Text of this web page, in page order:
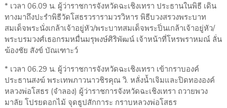
* เวลา 06.09 น. ผู้ว่าราชการจังหวัดฉะเชิงเทรา ประธานในพิธี เดิน
ทางมาถึงปะรำพิธีวัดโสธรวรารามวรวิหาร พิธีบวงสรวงพระบาท
สมเด็จพระนั่งเกล้าเจ้าอยู่หัว/พระบาทสมเด็จพระปิ่นเกล้าเจ้าอยู่หัว/
พระบรมวงศ์เธอกรมหมื่นมรุพงษ์ศิริพัฒน์ เจ้าหน้าที่โหรพราหมณ์ ลั่น
ฆ้องชัย สังข์ บัณเฑาะว์
* เวลา 06.29 น. ผู้ว่าราชการจังหวัดฉะเชิงเทรา เข้ากราบองค์
ประธานสงฆ์ พระเทพภาวนาวชิรคุณ วิ. หลั่งน้ำเจิมและปิดทององค์
หลวงพ่อโสธร (จำลอง) ผู้ว่าราชการจังหวัดฉะเชิงเทรา ถวายพวง
มาลัย โปรยดอกไม้ จุดธูปสักการะ กราบหลวงพ่อโสธร